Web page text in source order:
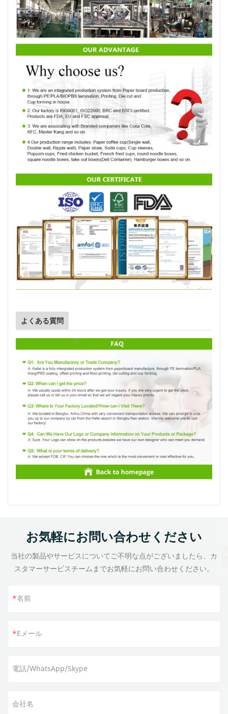
よくある質問
お気軽にお問い合わせください
当社の製品やサービスについてご不明な点がございましたら、カ
スタマーサービスチームまでお気軽にお問い合わせください。
名前
Eメール
電話/WhatsApp/Skype
会社名